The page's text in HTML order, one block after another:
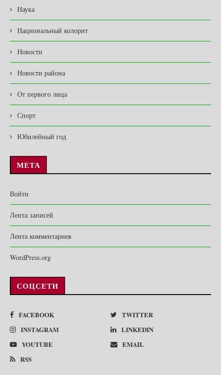
Наука
Национальный колорит
Новости
Новости района
От первого лица
Спорт
Юбилейный год
МЕТА
Войти
Лента записей
Лента комментариев
WordPress.org
СОЦСЕТИ
FACEBOOK
TWITTER
INSTAGRAM
LINKEDIN
YOUTUBE
EMAIL
RSS